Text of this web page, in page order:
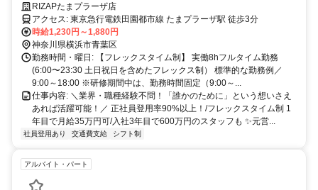
稼いで手に職を✨正社員登用率90%以上！ご自身でシフトを調整しやす
い体制✨
RIZAPたまプラーザ店
アクセス: 東京急行電鉄田園都市線 たまプラーザ駅 徒歩3分
時給1,230円～1,880円
神奈川県横浜市青葉区
勤務時間・曜日: 【フレックスタイム制】 実働8hフルタイム勤務
(6:00〜23:30 土日祝日を含めたフレックス制） 標準的な勤務例／
9:00～18:00 ※研修期間中は、勤務時間固定（9:00～...
仕事内容: ＼業界・職種経験不問！「誰かのために」という想いさえ
あれば活躍可能！／ 正社員登用率90%以上！/フレックスタイム制 1
年目で月給35万円可/入社3年目で600万円のスタッフも ✨元営...
社員登用あり 交通費支給 シフト制
アルバイト・パート